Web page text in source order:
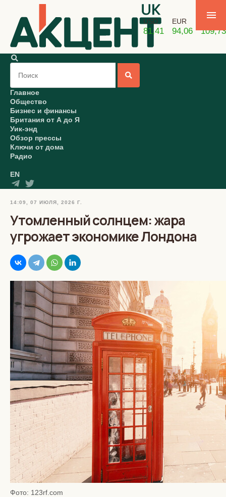
USD
81,41
EUR
94,06 109,73
Главное
Общество
Бизнес и финансы
Британия от А до Я
Уик-энд
Обзор прессы
Ключи от дома
Радио
EN
14:09, 07 ИЮЛЯ, 2026 Г.
Утомленный солнцем: жара
угрожает экономике Лондона
Фото: 123rf.com